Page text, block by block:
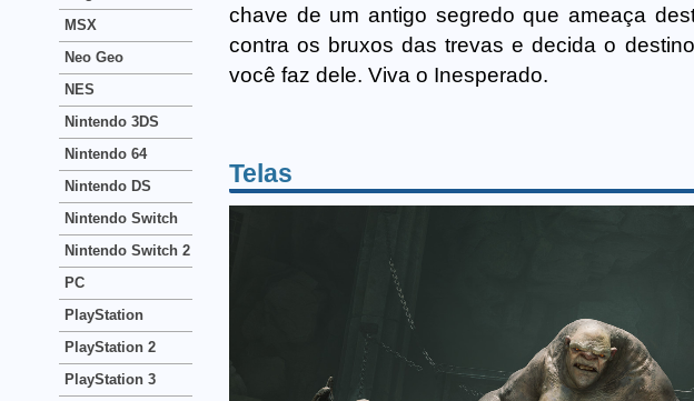
chave de um antigo segredo que ameaça
contra os bruxos das trevas e decida o
você faz dele. Viva o Inesperado.
Telas
MSX
Neo Geo
NES
Nintendo 3DS
Nintendo 64
Nintendo DS
Nintendo Switch
Nintendo Switch 2
PC
PlayStation
PlayStation 2
PlayStation 3